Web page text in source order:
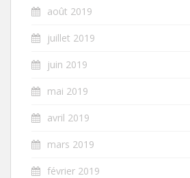
août 2019
juillet 2019
juin 2019
mai 2019
avril 2019
mars 2019
février 2019